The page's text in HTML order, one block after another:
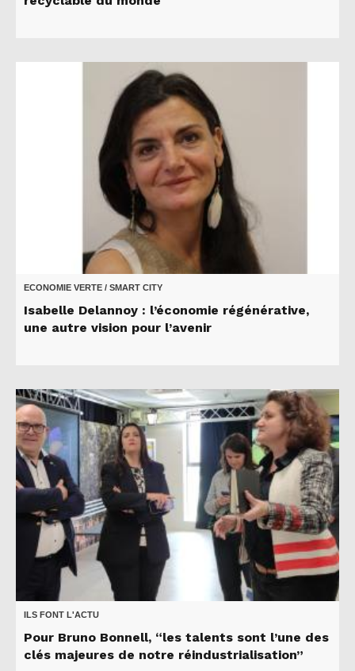
ECONOMIE VERTE / SMART CITY
Isabelle Delannoy : l’économie régénérative,
une autre vision pour l’avenir
ILS FONT L'ACTU
Pour Bruno Bonnell, “les talents sont l’une des
clés majeures de notre réindustrialisation”